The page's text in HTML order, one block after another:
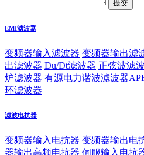
EMI滤波器
变频器输入滤波器 变频器输出滤
出滤波器 Du/Dt滤波器 正弦波滤
炉滤波器 有源电力谐波滤波器
环滤波器
滤波电抗器
变频器输入电抗器 变频器输出电
器输出高频电抗器 伺服输入电抗